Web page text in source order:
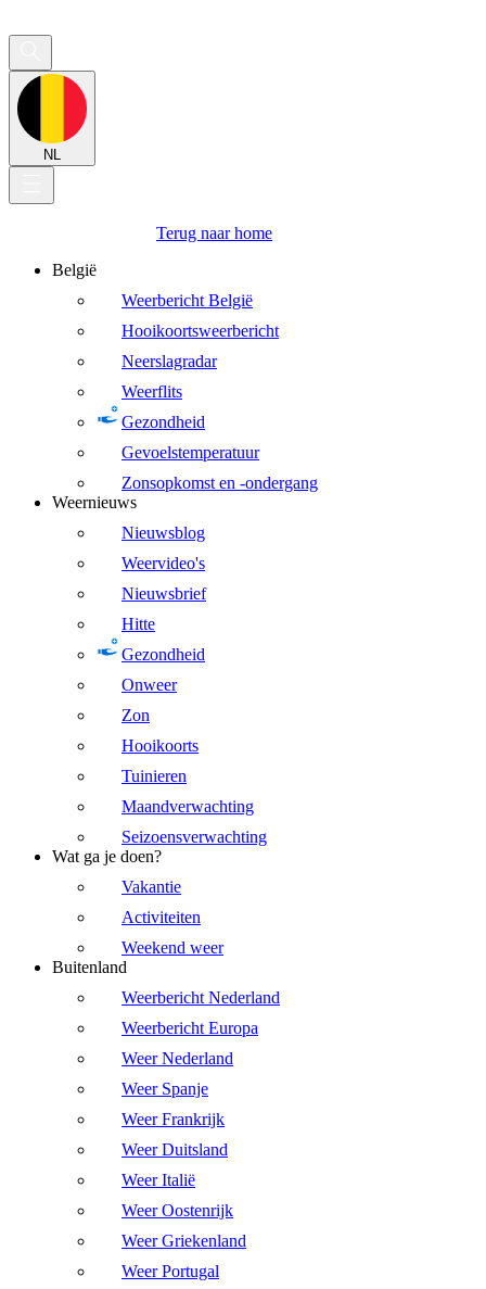
NL
Terug naar home
België
Weerbericht België
Hooikoortsweerbericht
Neerslagradar
Weerflits
Gezondheid
Gevoelstemperatuur
Zonsopkomst en -ondergang
Weernieuws
Nieuwsblog
Weervideo's
Nieuwsbrief
Hitte
Gezondheid
Onweer
Zon
Hooikoorts
Tuinieren
Maandverwachting
Seizoensverwachting
Wat ga je doen?
Vakantie
Activiteiten
Weekend weer
Buitenland
Weerbericht Nederland
Weerbericht Europa
Weer Nederland
Weer Spanje
Weer Frankrijk
Weer Duitsland
Weer Italië
Weer Oostenrijk
Weer Griekenland
Weer Portugal